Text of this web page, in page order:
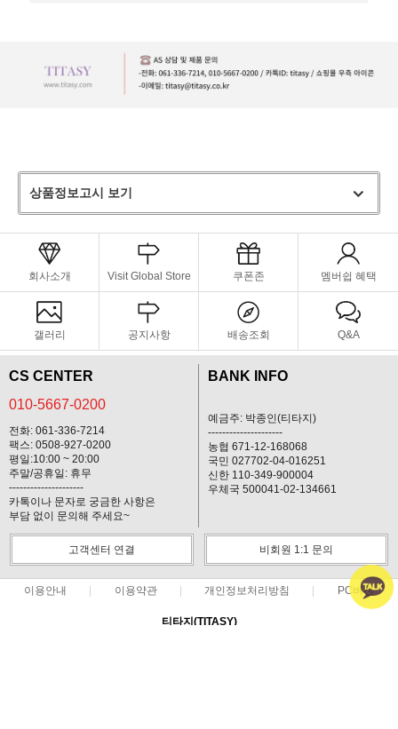
상품정보고시 보기
회사소개 Visit Global Store 쿠폰존 멤버쉽 혜택
갤러리 공지사항 배송조회 Q&A
CS CENTER
010-5667-0200
전화: 061-336-7214
팩스: 0508-927-0200
평일:10:00 ~ 20:00
주말/공휴일: 휴무
---------------------
카톡이나 문자로 궁금한 사항은
부담 없이 문의해 주세요~
BANK INFO
예금주: 박종인(티타지)
---------------------
농협 671-12-168068
국민 027702-04-016251
신한 110-349-900004
우체국 500041-02-134661
고객센터 연결 비회원 1:1 문의
이용안내 이용약관 개인정보처리방침 PC버전
티타지(TITASY)